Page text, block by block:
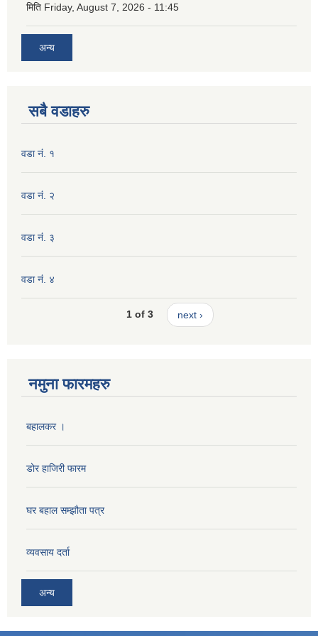
मिति Friday, August 7, 2026 - 11:45
अन्य
सबै वडाहरु
वडा नं. १
वडा नं. २
वडा नं. ३
वडा नं. ४
1 of 3 next ›
नमुना फारमहरु
बहालकर ।
डोर हाजिरी फारम
घर बहाल सम्झौता पत्र
व्यवसाय दर्ता
अन्य